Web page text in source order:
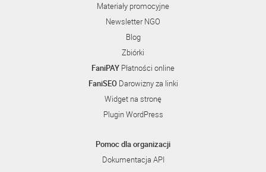
Materiały promocyjne
Newsletter NGO
Blog
Zbiórki
FaniPAY Płatności online
FaniSEODarowizny za linki
Widget na stronę
Plugin WordPress
Pomoc dla organizacji
Dokumentacja API